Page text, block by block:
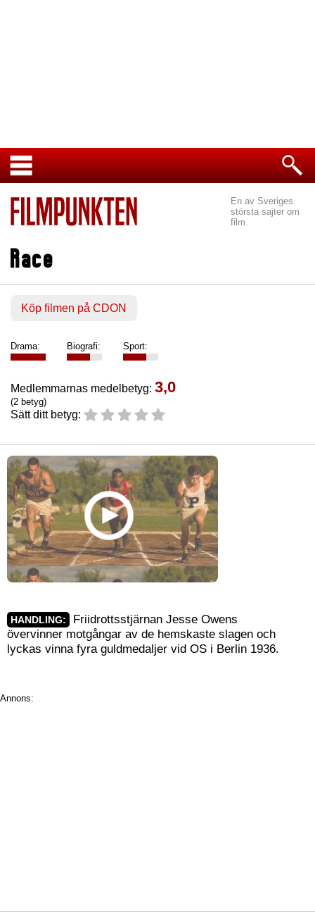
En av Sveriges
största sajter om
film.
Race
Köp filmen på CDON
Drama: Biografi: Sport:
Medlemmarnas medelbetyg: 3,0
(2 betyg)
Sätt ditt betyg:
HANDLING:
Friidrottsstjärnan Jesse Owens
övervinner motgångar av de hemskaste slagen och
lyckas vinna fyra guldmedaljer vid OS i Berlin 1936.
Annons: